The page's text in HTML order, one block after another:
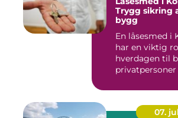
Trygg sikring
bygg
En låsesmed i
har en viktig
hverdagen til
privatpersoner
07. jul